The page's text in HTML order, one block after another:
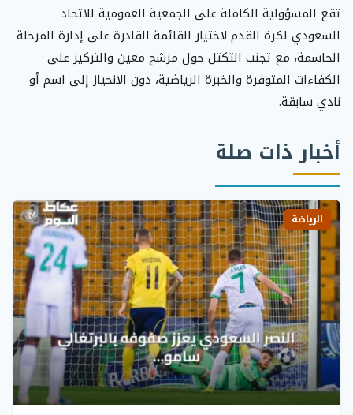
تقع المسؤولية الكاملة على الجمعية العمومية للاتحاد
السعودي لكرة القدم لاختيار القائمة القادرة على إدارة المرحلة
الحاسمة، مع تجنب التكتل حول مرشح معين والتركيز على
الكفاءات المتوفرة والخبرة الرياضية، دون الانحياز إلى اسم أو
نادي سابقة.
أخبار ذات صلة
الرياضة